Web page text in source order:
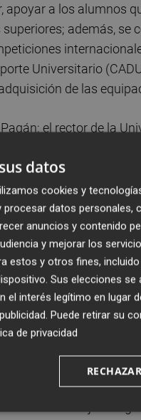
apoyar a los alumnos
además, se
Universitario
de las
el rector de la
Miguel Hernández
de Alicante (UA),
Jaume I (UJI),
CEU Cardenal Herrera
y Deporte de la
y
Trinidad
ayudando a
vuelve a ostentar la
Fundación Trinidad
categoría femenina
a los dos mejores
datos
cookies y
datos personales,
anuncios y contenido
y mejorar los
estos y otros fines,
Sus elecciones
el interés legítimo en lugar
. Puede retirar su
de privacidad